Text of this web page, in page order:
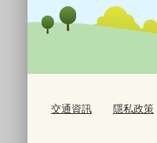
交通資訊 隱私政策